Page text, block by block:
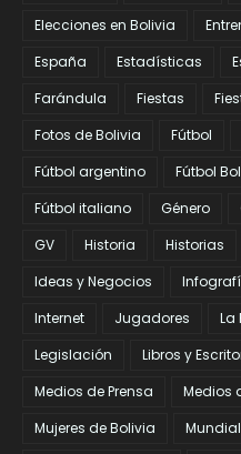
Elecciones en Bolivia
España
Estadísticas
Farándula
Fiestas
Fotos de Bolivia
Fútbol
Fútbol argentino
Fútbol
Fútbol italiano
Género
GV
Historia Historias
Ideas y Negocios
Internet
Jugadores La
Legislación
Libros y
Medios de Prensa
Medios
Mujeres de Bolivia
Mundial